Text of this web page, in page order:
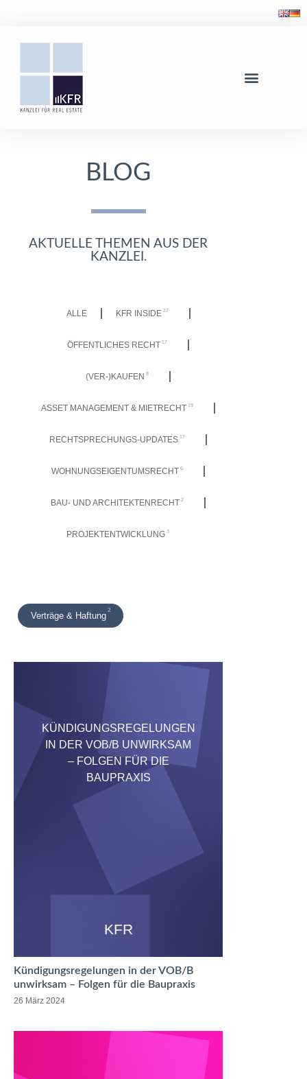
BLOG
AKTUELLE THEMEN AUS DER
KANZLEI.
ALLE KFR INSIDE 27
ÖFFENTLICHES RECHT 17
(VER-)KAUFEN 8
ASSET MANAGEMENT & MIETRECHT 19
RECHTSPRECHUNGS-UPDATES 17
WOHNUNGSEIGENTUMSRECHT 6
BAU- UND ARCHITEKTENRECHT 2
PROJEKTENTWICKLUNG 3
Verträge & Haftung
2
KÜNDIGUNGSREGELUNGEN
IN DER VOB/B UNWIRKSAM
– FOLGEN FÜR DIE
BAUPRAXIS
KFR
Kündigungsregelungen in der VOB/B
unwirksam – Folgen für die Baupraxis
26 März 2024